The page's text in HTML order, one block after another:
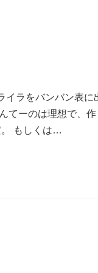
ラをバンバン表に
てーのは理想で、
。 もしくは…